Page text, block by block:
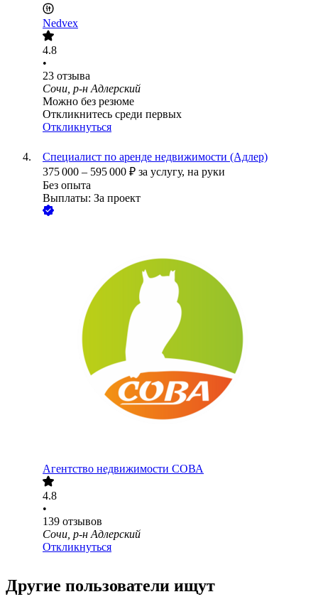
Nedvex
4.8
•
23 отзыва
Сочи, р-н Адлерский
Можно без резюме
Откликнитесь среди первых
Откликнуться
Специалист по аренде недвижимости (Адлер)
375 000 – 595 000 ₽ за услугу, на руки
Без опыта
Выплаты: За проект
Агентство недвижимости СОВА
4.8
•
139 отзывов
Сочи, р-н Адлерский
Откликнуться
Другие пользователи ищут